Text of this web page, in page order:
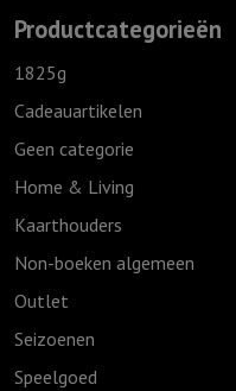
Productcategorieën
1825g
Cadeauartikelen
Geen categorie
Home & Living
Kaarthouders
Non-boeken algemeen
Outlet
Seizoenen
Speelgoed